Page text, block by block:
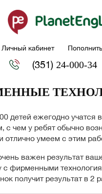
Личный кабинет
(351) 24-000-34
детей ежегодно учатся
с чем у ребят обычно
отлично умеем с этим
важен результат
с фирменными
получит результат в 2